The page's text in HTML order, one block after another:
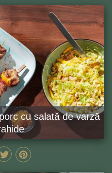
cu salată de varză
GĂTEȘTE ACUM